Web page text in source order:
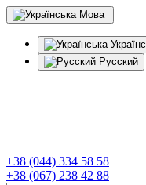
Мова
Русский
+38 (044) 334 58 58
+38 (067) 238 42 88